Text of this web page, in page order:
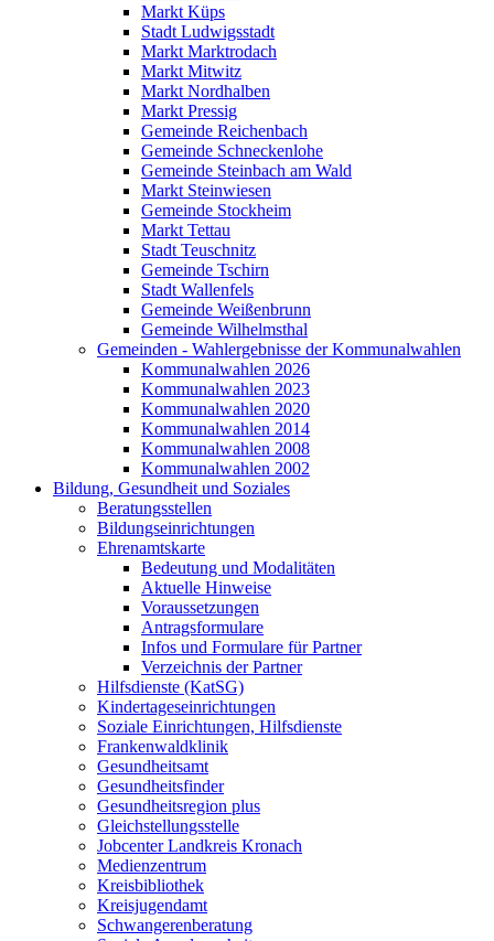
Markt Küps
Stadt Ludwigsstadt
Markt Marktrodach
Markt Mitwitz
Markt Nordhalben
Markt Pressig
Gemeinde Reichenbach
Gemeinde Schneckenlohe
Gemeinde Steinbach am Wald
Markt Steinwiesen
Gemeinde Stockheim
Markt Tettau
Stadt Teuschnitz
Gemeinde Tschirn
Stadt Wallenfels
Gemeinde Weißenbrunn
Gemeinde Wilhelmsthal
Gemeinden - Wahlergebnisse der Kommunalwahlen
Kommunalwahlen 2026
Kommunalwahlen 2023
Kommunalwahlen 2020
Kommunalwahlen 2014
Kommunalwahlen 2008
Kommunalwahlen 2002
Bildung, Gesundheit und Soziales
Beratungsstellen
Bildungseinrichtungen
Ehrenamtskarte
Bedeutung und Modalitäten
Aktuelle Hinweise
Voraussetzungen
Antragsformulare
Infos und Formulare für Partner
Verzeichnis der Partner
Hilfsdienste (KatSG)
Kindertageseinrichtungen
Soziale Einrichtungen, Hilfsdienste
Frankenwaldklinik
Gesundheitsamt
Gesundheitsfinder
Gesundheitsregion plus
Gleichstellungsstelle
Jobcenter Landkreis Kronach
Medienzentrum
Kreisbibliothek
Kreisjugendamt
Schwangerenberatung